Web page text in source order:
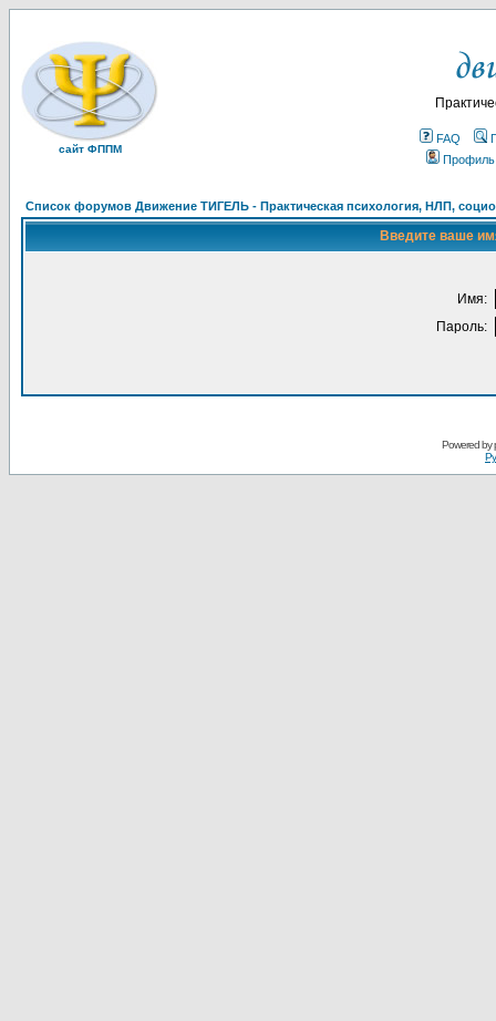
сайт ФППМ
FAQ
Профиль
Список форумов Движение ТИГЕЛЬ - Практическая психология, НЛП,
Введите ваше
Имя:
Пароль:
Powered by